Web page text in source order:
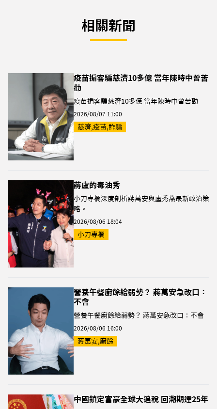
相關新聞
疫苗掮客騙慈濟10多億 當年陳時中曾苦
勸
疫苗掮客騙慈濟10多億 當年陳時中曾苦勸
2026/08/07 11:00
慈濟,疫苗,詐騙
蔣盧的毒油秀
小刀專欄深度剖析蔣萬安與盧秀燕最新政治策
略。
2026/08/06 18:04
小刀專欄
營養午餐廚餘給弱勢？ 蔣萬安急改口：
不會
營養午餐廚餘給弱勢？ 蔣萬安急改口：不會
2026/08/06 16:00
蔣萬安,廚餘
中國鎖定富豪全球大追稅 回溯期達25年